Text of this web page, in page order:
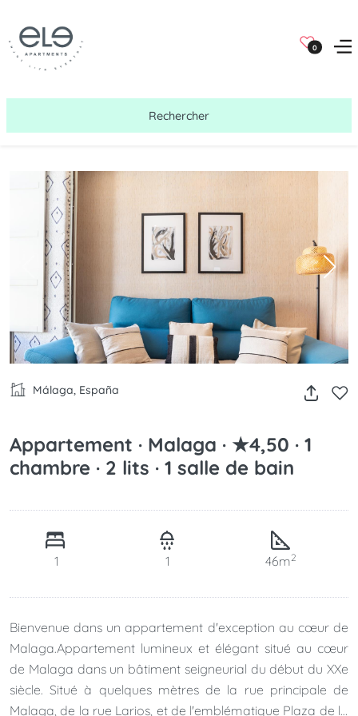
0
Rechercher
Málaga, España
Appartement · Malaga · ★4,50 · 1
chambre · 2 lits · 1 salle de bain
1 1 46m2
Bienvenue dans un appartement d'exception au cœur de
Malaga.Appartement lumineux et élégant situé au cœur
de Malaga dans un bâtiment seigneurial du début du XXe
siècle. Situé à quelques mètres de la rue principale de
Malaga, de la rue Larios, et de l'emblématique Plaza de la